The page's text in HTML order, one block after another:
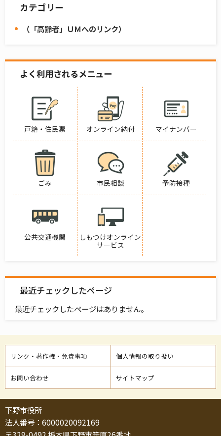
カテゴリー
（「高齢者」ＵＭへのリンク）
よく利用されるメニュー
戸籍・住民票 オンライン納付 マイナンバー
ごみ 市民相談 予防接種
公共交通機関
しもつけオンライン
サービス
最近チェックしたページ
最近チェックしたページはありません。
リンク・著作権・免責事項 個人情報の取り扱い
お問い合わせ サイトマップ
下野市役所
法人番号：6000020092169